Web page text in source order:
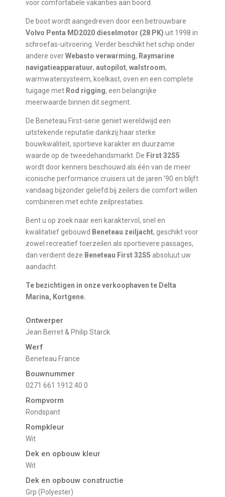
voor comfortabele vakanties aan boord.
De boot wordt aangedreven door een betrouwbare
Volvo Penta MD2020 dieselmotor (28 PK) uit 1998 in
schroefas-uitvoering. Verder beschikt het schip onder
andere overWebasto verwarming, Raymarine
navigatieapparatuur,autopilot,walstroom,
warmwatersysteem, koelkast, oven en een complete
tuigage met Rod rigging, een belangrijke
meerwaarde binnen dit segment.
De Beneteau First-serie geniet wereldwijd een
uitstekende reputatie dankzij haar sterke
bouwkwaliteit, sportieve karakter en duurzame
waarde op de tweedehandsmarkt. De First 32S5
wordt door kenners beschouwd als één van de meer
iconische performance cruisers uit de jaren ’90 en blijft
vandaag bijzonder geliefd bij zeilers die comfort willen
combineren met echte zeilprestaties.
Bent u op zoek naar een karaktervol, snel en
kwalitatief gebouwd Beneteau zeiljacht, geschikt voor
zowel recreatief toerzeilen als sportievere passages,
dan verdient deze Beneteau First 32S5 absoluut uw
aandacht.
Te bezichtigen in onze verkoophaven te Delta
Marina, Kortgene.
Ontwerper
Jean Berret & Philip Starck
Werf
Beneteau France
Bouwnummer
0271 661 1912 40 0
Rompvorm
Rondspant
Rompkleur
Wit
Dek en opbouw kleur
Wit
Dek en opbouw constructie
Grp (Polyester)